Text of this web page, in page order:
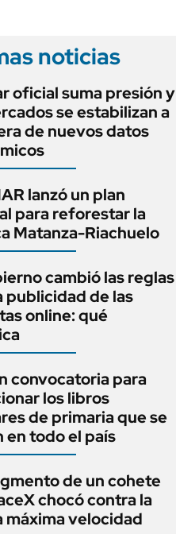
noticias
oficial suma presión y
se estabilizan a
de nuevos datos
lanzó un plan
para reforestar la
Matanza-Riachuelo
cambió las reglas
publicidad de las
online: qué
convocatoria para
los libros
de primaria que se
en todo el país
de un cohete
chocó contra la
máxima velocidad